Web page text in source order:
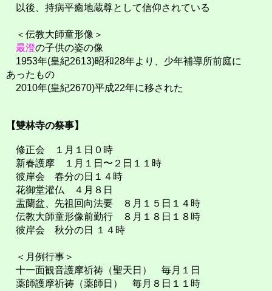
以後、持病平癒地蔵尊として信仰されている
＜伝教大師童形像＞
最澄の子供の姿の像
1953年(皇紀2613)昭和28年より、少年補導所前庭に
あったもの
2010年(皇紀2670)平成22年に移された
【雙林寺の祭事】
修正会 １月１日０時
新春護摩 １月１日〜２日１１時
彼岸会 春分の日１４時
花御堂灌仏 ４月８日
盂蘭盆、先祖回向法要 ８月１５日１４時
伝教大師童形像前勤行 ８月１８日１８時
彼岸会 秋分の日 １４時
＜月例行事＞
十一面観音護摩祈祷（聖天日） 毎月１日
薬師護摩祈祷（薬師日） 毎月８日１１時